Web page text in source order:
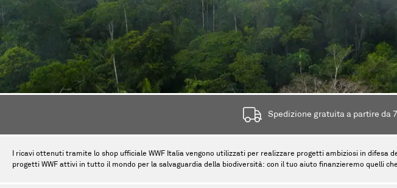
Spedizione gratuita a partire da
I ricavi ottenuti tramite lo shop ufficiale WWF Italia vengono utilizzati per realizzare progetti ambiziosi in
progetti WWF attivi in tutto il mondo per la salvaguardia della biodiversità: con il tuo aiuto finanzieremo quelli